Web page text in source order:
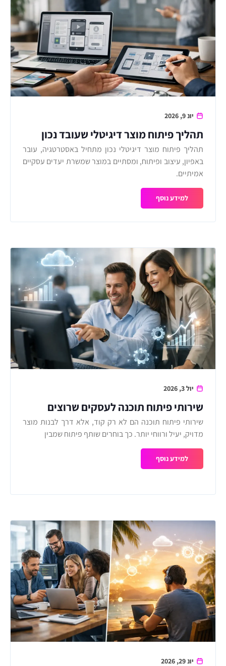
יונ 9, 2026
תהליך פיתוח מוצר דיגיטלי שעובד נכון
תהליך פיתוח מוצר דיגיטלי נכון מתחיל באסטרטגיה, עובר
באפיון, עיצוב ופיתוח, ומסתיים במוצר שמשרת יעדים עסקיים
אמיתיים.
למידע נוסף
יול 3, 2026
שירותי פיתוח תוכנה לעסקים שרוצים
לצמוח
שירותי פיתוח תוכנה הם לא רק קוד, אלא דרך לבנות מוצר
מדויק, יעיל ורווחי יותר. כך בוחרים שותף פיתוח שמבין
למידע נוסף
יונ 29, 2026